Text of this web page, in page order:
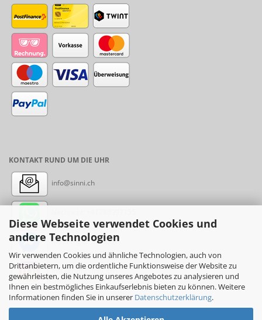
Diese Webseite verwendet Cookies und
andere Technologien
Wir verwenden Cookies und ähnliche Technologien, auch von
Drittanbietern, um die ordentliche Funktionsweise der Website zu
gewährleisten, die Nutzung unseres Angebotes zu analysieren und
Ihnen ein bestmögliches Einkaufserlebnis bieten zu können. Weitere
Informationen finden Sie in unserer Datenschutzerklärung.
KONTAKT RUND UM DIE UHR
info@sinni.ch
Messenger: sinni.ch
Instagram: sinni_ch